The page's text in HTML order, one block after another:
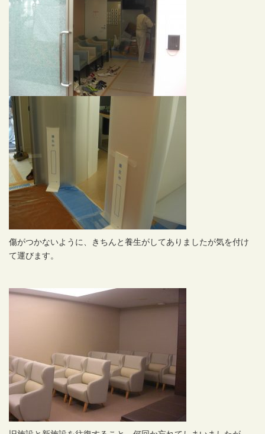
傷がつかないように、きちんと養生がしてありましたが気を付け
て運びます。